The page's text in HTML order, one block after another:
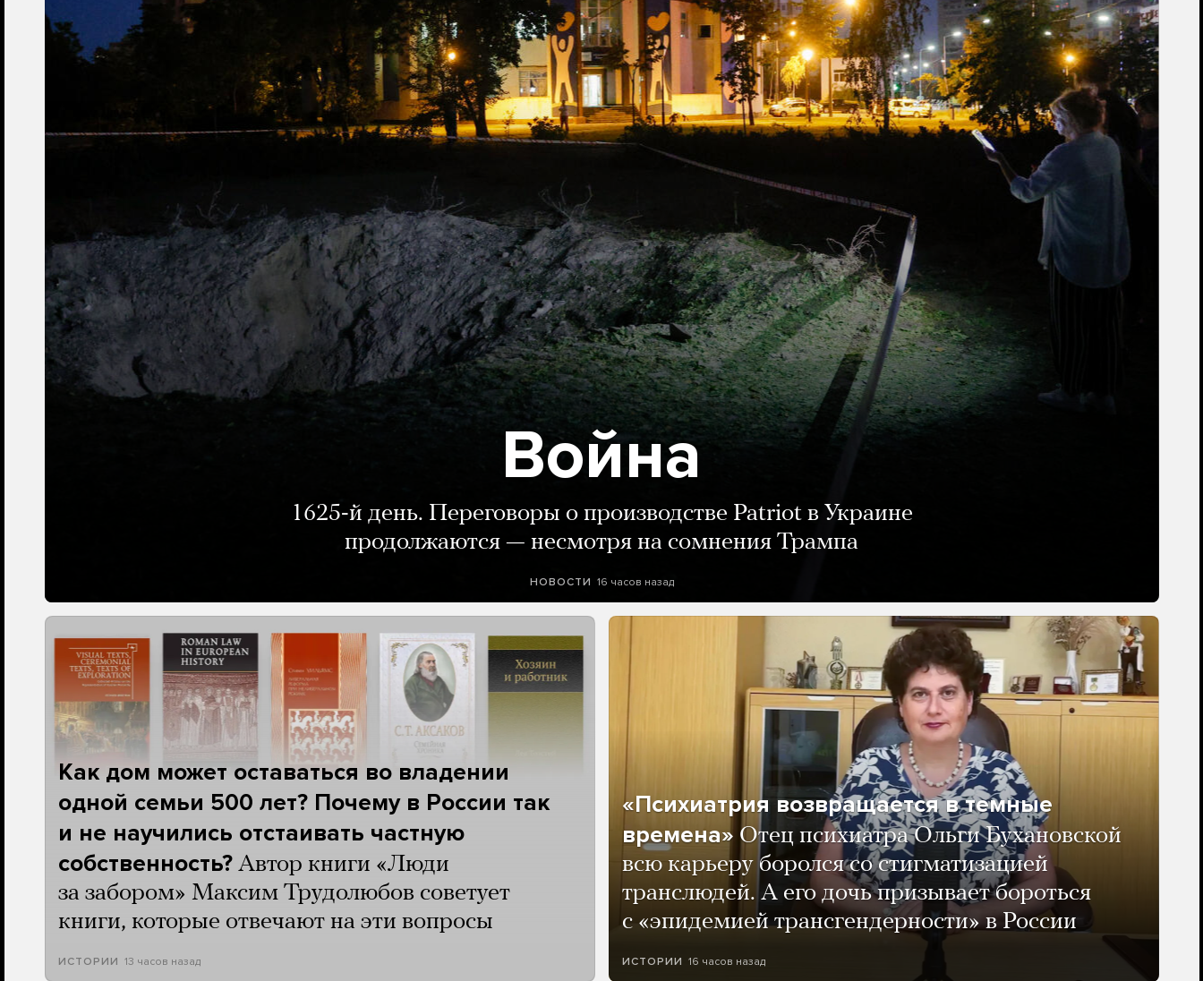
Война
1625-й день. Переговоры о производстве Patriot в Украине
продолжаются — несмотря на сомнения Трампа
НОВОСТИ 16 часов назад
Как дом может оставаться во владении
одной семьи 500 лет? Почему в России так
и не научились отстаивать частную
собственность? Автор книги «Люди
за забором» Максим Трудолюбов советует
книги, которые отвечают на эти вопросы
ИСТОРИИ 13 часов назад
«Психиатрия возвращается в темные
времена» Отец психиатра Ольги Бухановской
всю карьеру боролся со стигматизацией
транслюдей. А его дочь призывает бороться
с «эпидемией трансгендерности» в России
ИСТОРИИ 16 часов назад